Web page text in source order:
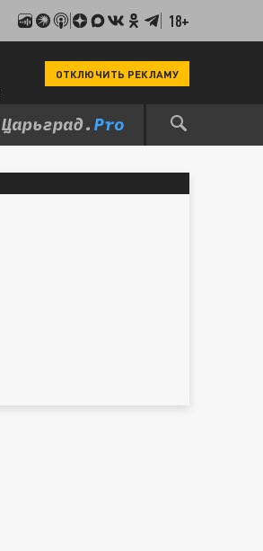
18+
ОТКЛЮЧИТЬ РЕКЛАМУ